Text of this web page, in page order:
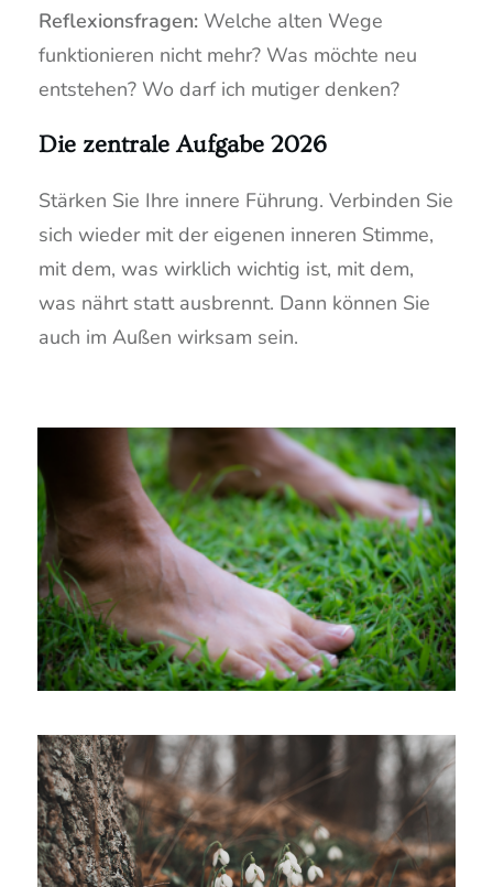
Reflexionsfragen:Welche alten Wege
funktionieren nicht mehr? Was möchte neu
entstehen? Wo darf ich mutiger denken?
Die zentrale Aufgabe 2026
Stärken Sie Ihre innere Führung. Verbinden Sie
sich wieder mit der eigenen inneren Stimme,
mit dem, was wirklich wichtig ist, mit dem,
was nährt statt ausbrennt. Dann können Sie
auch im Außen wirksam sein.